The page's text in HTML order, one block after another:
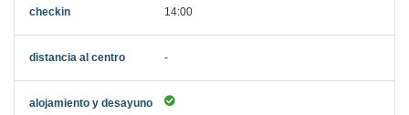
14:00
-